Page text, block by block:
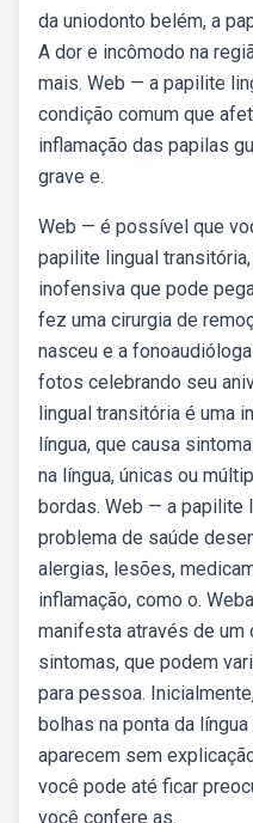
da uniodonto belém, a
A dor e incômodo na
mais. Web — a papilite
condição comum que
inflamação das papilas
grave e.
Web — é possível que
papilite lingual
inofensiva que pode
fez uma cirurgia de
nasceu e a
fotos celebrando seu
lingual transitória é uma
língua, que causa
na língua, únicas ou
bordas. Web — a papilite
problema de saúde
alergias, lesões,
inflamação, como o.
manifesta através de um
sintomas, que podem
para pessoa.
bolhas na ponta da
aparecem sem
você pode até ficar
você confere as.